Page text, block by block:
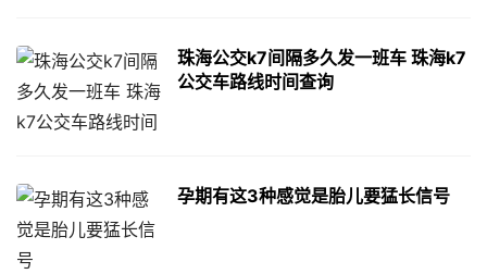
珠海公交k7间隔多久发一班车 珠海k7
公交车路线时间查询
孕期有这3种感觉是胎儿要猛长信号